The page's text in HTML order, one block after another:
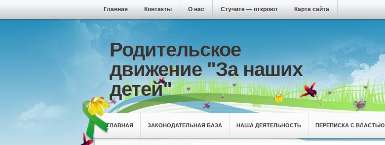
Главная Контакты О нас Стучите — откроют Карта сайта
Родительское
движение "За наших
детей"
ГЛАВНАЯ ЗАКОНОДАТЕЛЬНАЯ БАЗА НАША ДЕЯТЕЛЬНОСТЬ ПЕРЕПИСКА С ВЛАСТЬЮ